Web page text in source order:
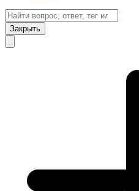
Закрыть